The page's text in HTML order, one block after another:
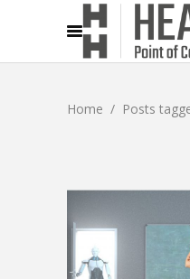
Home / Posts